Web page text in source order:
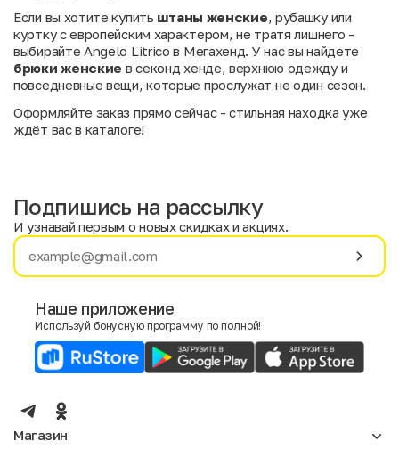
Если вы хотите купить штаны женские , рубашку или
куртку с европейским характером, не тратя лишнего -
выбирайте Angelo Litrico в Мегахенд. У нас вы найдете
брюки женские в секонд хенде, верхнюю одежду и
повседневные вещи, которые прослужат не один сезон.
Оформляйте заказ прямо сейчас - стильная находка уже
ждёт вас в каталоге!
Имя
E-mail
Мужской
Подпишись на рассылку
И узнавай первым о новых скидках и акциях.
Наше приложение
Используй бонусную программу по полной!
Магазин